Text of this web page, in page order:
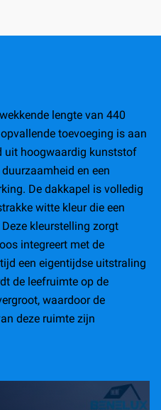
lengte van 440
toevoeging is aan
uit hoogwaardig kunststof
en een
De dakkapel is volledig
witte kleur die een
kleurstelling zorgt
integreert met de
een eigentijdse uitstraling
de leefruimte op de
waardoor de
deze ruimte zijn